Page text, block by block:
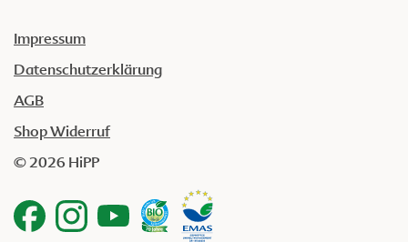
Impressum
Datenschutzerklärung
AGB
Shop Widerruf
© 2026 HiPP